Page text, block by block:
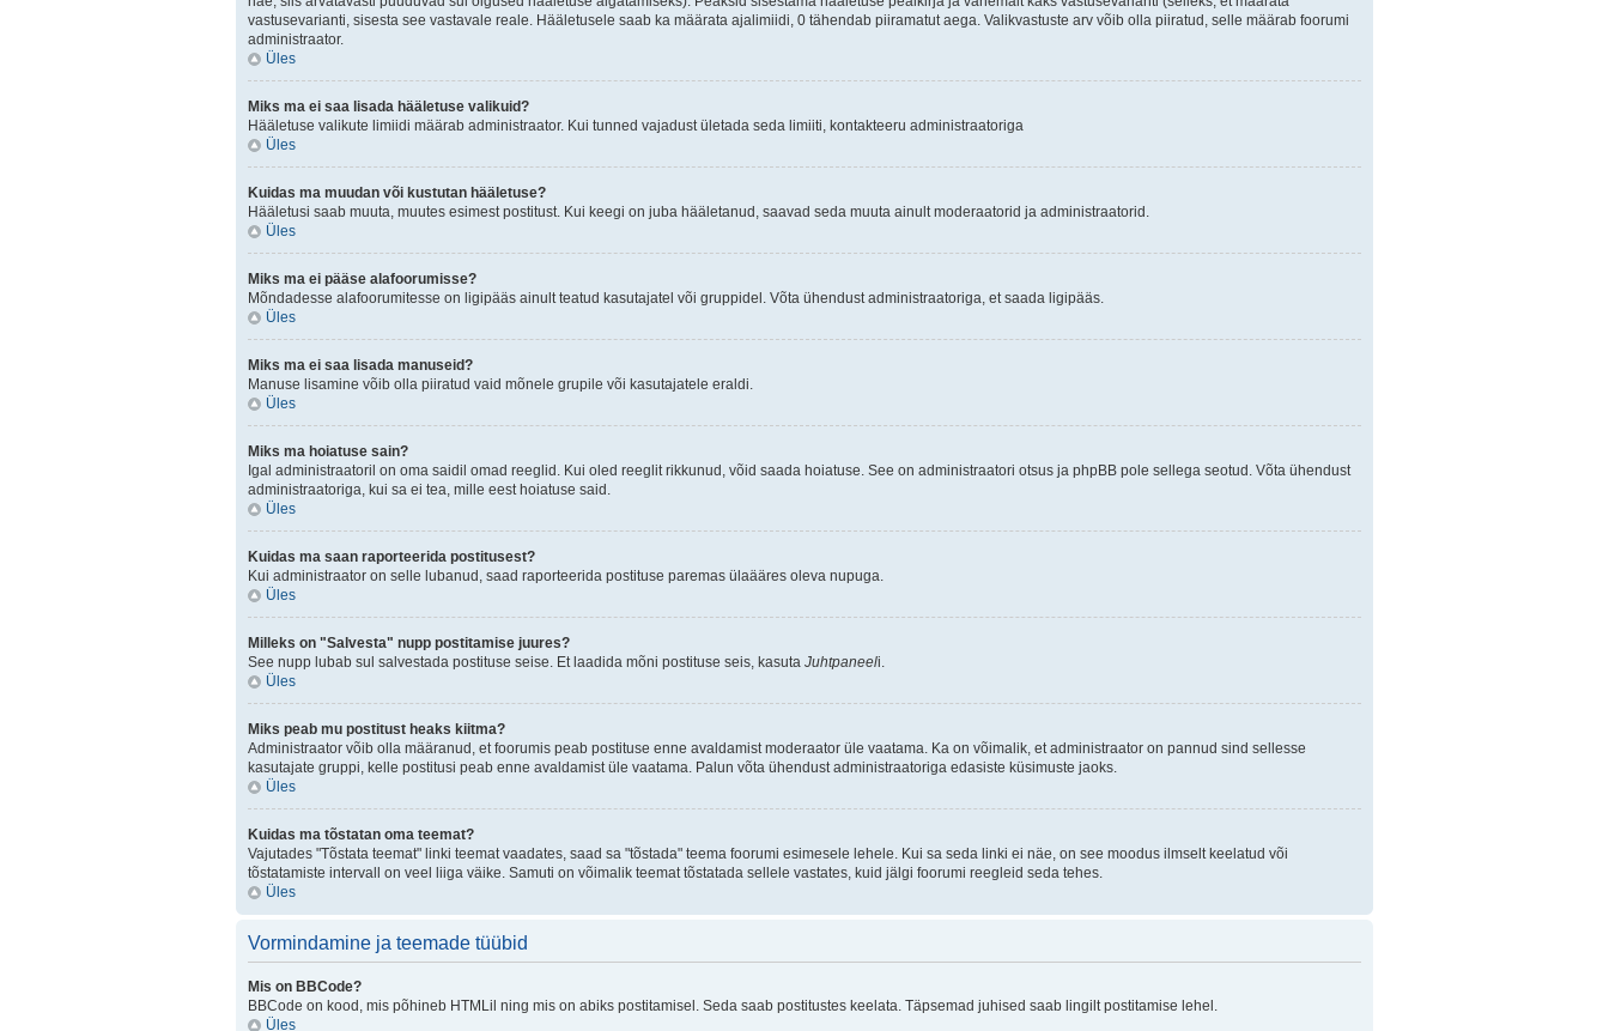
vastusevarianti, sisesta see vastavale reale. Hääletusele saab ka määrata ajalimiidi, 0 tähendab piiramatut aega. Valikvastuste arv võib olla piiratud, selle määrab foorumi
administraator.
Üles
Miks ma ei saa lisada hääletuse valikuid?
Hääletuse valikute limiidi määrab administraator. Kui tunned vajadust ületada seda limiiti, kontakteeru administraatoriga
Üles
Kuidas ma muudan või kustutan hääletuse?
Hääletusi saab muuta, muutes esimest postitust. Kui keegi on juba hääletanud, saavad seda muuta ainult moderaatorid ja administraatorid.
Üles
Miks ma ei pääse alafoorumisse?
Mõndadesse alafoorumitesse on ligipääs ainult teatud kasutajatel või gruppidel. Võta ühendust administraatoriga, et saada ligipääs.
Üles
Miks ma ei saa lisada manuseid?
Manuse lisamine võib olla piiratud vaid mõnele grupile või kasutajatele eraldi.
Üles
Miks ma hoiatuse sain?
Igal administraatoril on oma saidil omad reeglid. Kui oled reeglit rikkunud, võid saada hoiatuse. See on administraatori otsus ja phpBB pole sellega seotud. Võta ühendust
administraatoriga, kui sa ei tea, mille eest hoiatuse said.
Üles
Kuidas ma saan raporteerida postitusest?
Kui administraator on selle lubanud, saad raporteerida postituse paremas ülaääres oleva nupuga.
Üles
Milleks on "Salvesta" nupp postitamise juures?
See nupp lubab sul salvestada postituse seise. Et laadida mõni postituse seis, kasuta Juhtpaneeli.
Üles
Miks peab mu postitust heaks kiitma?
Administraator võib olla määranud, et foorumis peab postituse enne avaldamist moderaator üle vaatama. Ka on võimalik, et administraator on pannud sind sellesse
kasutajate gruppi, kelle postitusi peab enne avaldamist üle vaatama. Palun võta ühendust administraatoriga edasiste küsimuste jaoks.
Üles
Kuidas ma tõstatan oma teemat?
Vajutades "Tõstata teemat" linki teemat vaadates, saad sa "tõstada" teema foorumi esimesele lehele. Kui sa seda linki ei näe, on see moodus ilmselt keelatud või
tõstatamiste intervall on veel liiga väike. Samuti on võimalik teemat tõstatada sellele vastates, kuid jälgi foorumi reegleid seda tehes.
Üles
Vormindamine ja teemade tüübid
Mis on BBCode?
BBCode on kood, mis põhineb HTMLil ning mis on abiks postitamisel. Seda saab postitustes keelata. Täpsemad juhised saab lingilt postitamise lehel.
Üles